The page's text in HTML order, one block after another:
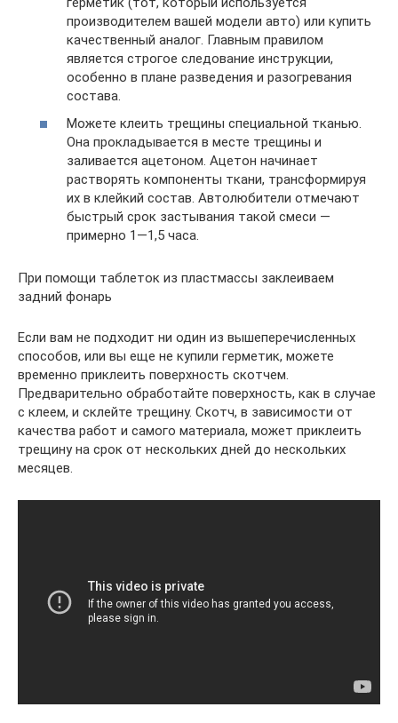
производителем вашей модели авто) или купить
качественный аналог. Главным правилом
является строгое следование инструкции,
особенно в плане разведения и разогревания
состава.
Можете клеить трещины специальной тканью.
Она прокладывается в месте трещины и
заливается ацетоном. Ацетон начинает
растворять компоненты ткани, трансформируя
их в клейкий состав. Автолюбители отмечают
быстрый срок застывания такой смеси —
примерно 1—1,5 часа.
При помощи таблеток из пластмассы заклеиваем
задний фонарь
Если вам не подходит ни один из вышеперечисленных
способов, или вы еще не купили герметик, можете
временно приклеить поверхность скотчем.
Предварительно обработайте поверхность, как в случае
с клеем, и склейте трещину. Скотч, в зависимости от
качества работ и самого материала, может приклеить
трещину на срок от нескольких дней до нескольких
месяцев.